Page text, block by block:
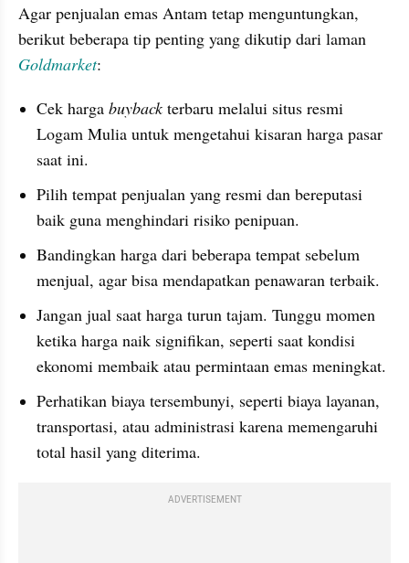
Agar penjualan emas Antam tetap menguntungkan,
Goldmarket:
Cek harga buyback terbaru melalui situs resmi
Logam Mulia untuk mengetahui kisaran harga pasar
saat ini.
Pilih tempat penjualan yang resmi dan bereputasi
baik guna menghindari risiko penipuan.
Bandingkan harga dari beberapa tempat sebelum
menjual, agar bisa mendapatkan penawaran terbaik.
Jangan jual saat harga turun tajam. Tunggu momen
ketika harga naik signifikan, seperti saat kondisi
ekonomi membaik atau permintaan emas meningkat.
Perhatikan biaya tersembunyi, seperti biaya layanan,
transportasi, atau administrasi karena memengaruhi
total hasil yang diterima.
ADVERTISEMENT